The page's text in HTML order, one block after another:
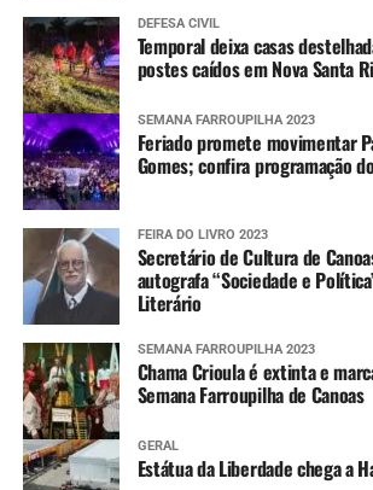
DEFESA CIVIL
Temporal deixa casas
postes caídos em Nova Santa
SEMANA FARROUPILHA 2023
Feriado promete movimentar
Gomes; confira programação
FEIRA DO LIVRO 2023
Secretário de Cultura de
autografa “Sociedade e
Literário
SEMANA FARROUPILHA 2023
Chama Crioula é extinta e
Semana Farroupilha de Canoas
GERAL
Estátua da Liberdade chega a